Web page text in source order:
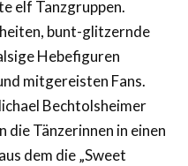
elf Tanzgruppen.
bunt-glitzernde
Hebefiguren
mitgereisten Fans.
Bechtolsheimer
Tänzerinnen in einen
dem die „Sweet